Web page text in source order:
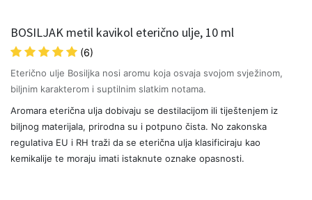
BOSILJAK metil kavikol eterično ulje, 10 ml
(6)
Eterično ulje Bosiljka nosi aromu koja osvaja svojom svježinom,
biljnim karakterom i suptilnim slatkim notama.
Aromara eterična ulja dobivaju se destilacijom ili tiještenjem iz
biljnog materijala, prirodna su i potpuno čista. No zakonska
regulativa EU i RH traži da se eterična ulja klasificiraju kao
kemikalije te moraju imati istaknute oznake opasnosti.